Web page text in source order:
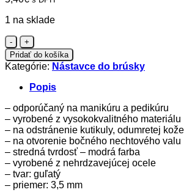
1 na sklade
množstvo
Staleks
-
Okrúhla,
3,5
mm
Blue
|
Stredná
FA01B035K
Pridať do košíka
Kategórie: Nástavce do brúsky
Popis
– odporúčaný na manikúru a pedikúru
– vyrobené z vysokokvalitného materiálu
– na odstránenie kutikuly, odumretej kože
– na otvorenie bočného nechtového valu
– stredná tvrdosť – modrá farba
– vyrobené z nehrdzavejúcej ocele
– tvar: guľatý
– priemer: 3,5 mm